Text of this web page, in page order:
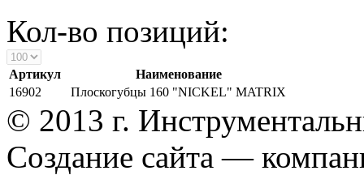
Кол-во позиций:
Артикул
Наименование
16902
Плоскогубцы 160 "NICKEL" MATRIX
© 2013 г.
Создание сайта —